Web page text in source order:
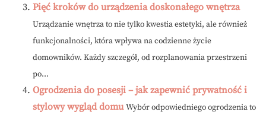
Pięć kroków do urządzenia doskonałego wnętrza
Urządzanie wnętrza to nie tylko kwestia estetyki, ale również
funkcjonalności, która wpływa na codzienne życie
domowników. Każdy szczegół, od rozplanowania przestrzeni
po...
Ogrodzenia do posesji – jak zapewnić prywatność i
stylowy wygląd domu Wybór odpowiedniego ogrodzenia to